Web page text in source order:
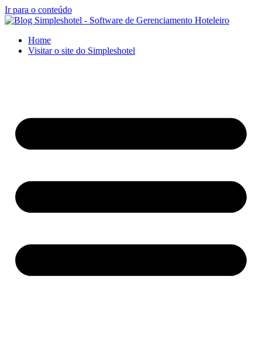
Ir para o conteúdo
Home
Visitar o site do Simpleshotel